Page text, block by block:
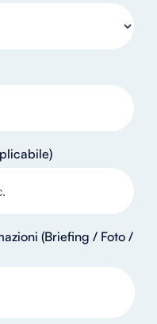
(Briefing / Foto /